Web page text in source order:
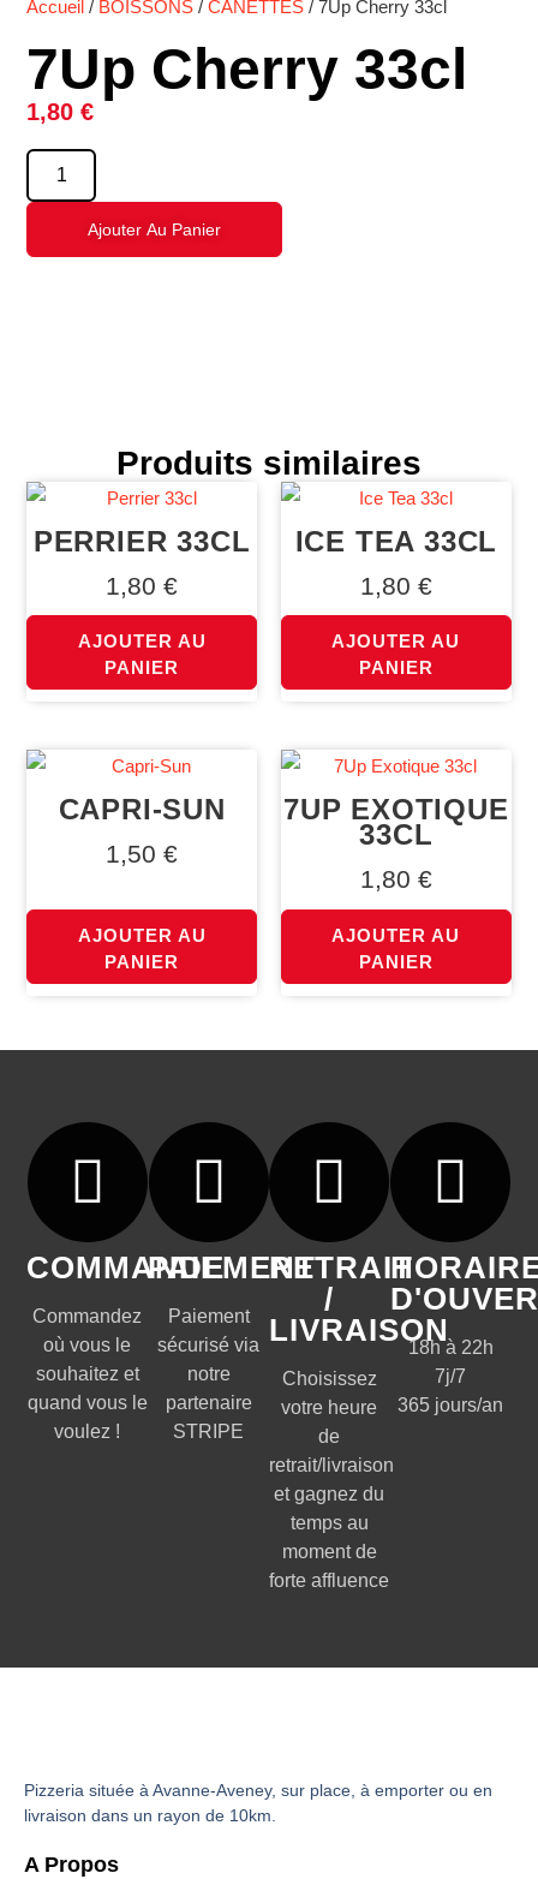
Accueil / BOISSONS /CANETTES / 7Up Cherry 33cl
7Up Cherry 33cl
1,80€
Ajouter Au Panier
Produits similaires
PERRIER 33CL
1,80€
AJOUTER AU
PANIER
ICE TEA 33CL
1,80 €
AJOUTER AU
PANIER
CAPRI-SUN
1,50€
AJOUTER AU
PANIER
7UP EXOTIQUE
33CL
1,80 €
AJOUTER AU
PANIER
COMMANDE
Commandez
où vous le
souhaitez et
quand vous le
voulez !
PAIEMENT
Paiement
sécurisé via
notre
partenaire
STRIPE
RETRAIT
/
LIVRAISON
Choisissez
votre heure
de
retrait/livraison
et gagnez du
temps au
moment de
forte affluence
18h à 22h
7j/7
365 jours/an
Pizzeria située à Avanne-Aveney, sur place, à emporter ou en
livraison dans un rayon de 10km.
A Propos